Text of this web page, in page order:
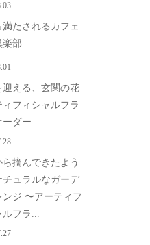
満たされるカフェ
楽部
迎える、玄関の花
ィフィシャルフラ
ーダー
ら摘んできたよう
チュラルなガーデ
ンジ 〜アーティフ
ルフラ...